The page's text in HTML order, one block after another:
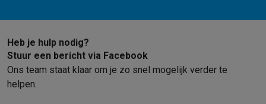
Heb je hulp nodig?
Stuur een bericht via Facebook
Ons team staat klaar om je zo snel mogelijk verder te
helpen.